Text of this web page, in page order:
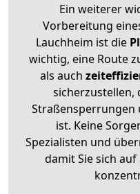
Ein weiterer
Vorbereitung
Lauchheim ist die
wichtig, eine Route
als auch
sicherzustellen,
Straßensperrungen
ist. Keine
Spezialisten und
damit Sie sich